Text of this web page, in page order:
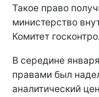
Такое право
министерство
Комитет
В середине
правами был
аналитический